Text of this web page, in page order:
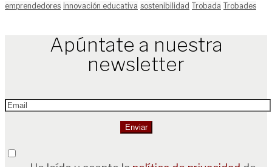
emprendedores innovación educativa sostenibilidad Trobada Trobades
Apúntate a nuestra
newsletter